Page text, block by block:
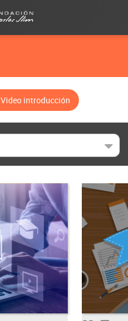
Video introducción